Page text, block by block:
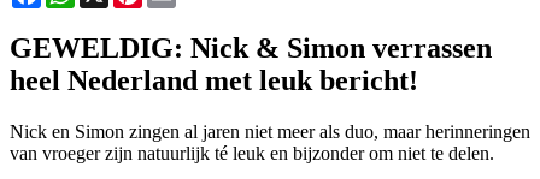
GEWELDIG: Nick & Simon verrassen
heel Nederland met leuk bericht!
Nick en Simon zingen al jaren niet meer als duo, maar herinneringen
van vroeger zijn natuurlijk té leuk en bijzonder om niet te delen.